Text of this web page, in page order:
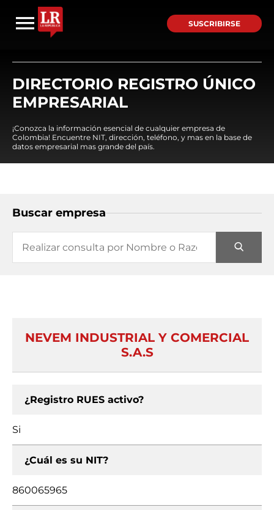
SUSCRIBIRSE
DIRECTORIO REGISTRO ÚNICO
EMPRESARIAL
¡Conozca la información esencial de cualquier empresa de
Colombia! Encuentre NIT, dirección, teléfono, y mas en la base de
datos empresarial mas grande del país.
Buscar empresa
NEVEM INDUSTRIAL Y COMERCIAL
S.A.S
¿Registro RUES activo?
Si
¿Cuál es su NIT?
860065965